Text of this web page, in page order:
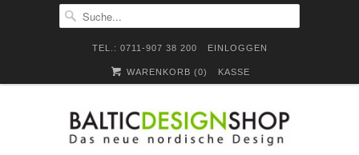
TEL.: 0711-907 38 200 EINLOGGEN
WARENKORB (0) KASSE